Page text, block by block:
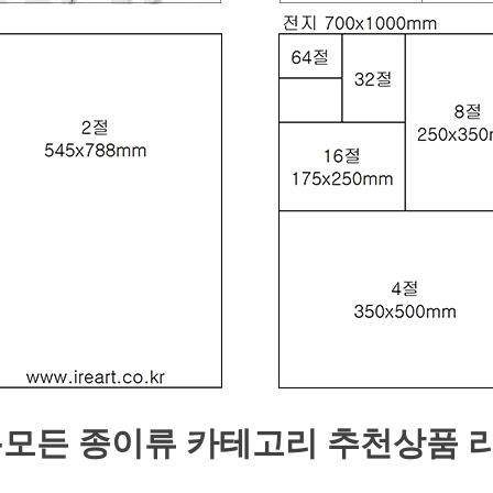
든 종이류 카테고리 추천상품